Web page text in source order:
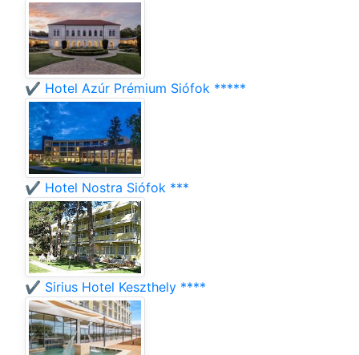
✔️ Hotel Azúr Prémium Siófok *****
✔️ Hotel Nostra Siófok ***
✔️ Sirius Hotel Keszthely ****